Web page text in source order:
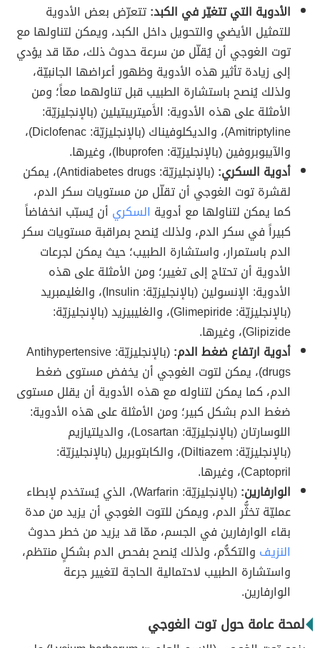
الأدوية التي تتغيّر في الكبد:تتعرّض بعض الأدوية
للتمثيل الأيضي والتحويل داخل الكبد، ويمكن لتناولها مع
توت الغوجي أن يُقلّل من سرعة حدوث ذلك، ممّا قد يؤدي
إلى زيادة تأثير هذه الأدوية وظهور أعراضها الجانبيّة،
ولذلك يُنصح باستشارة الطبيب قبل تناولهما معاً؛ ومن
الأمثلة على هذه الأدوية: الأَميتريبتيلين (بالإنجليزيّة:
Amitriptyline)، والديكلوفيناك (بالإنجليزيّة: Diclofenac)،
والآيبوبروفين (بالإنجليزيّة: Ibuprofen)، وغيرها.
أدوية السكري:
(بالإنجليزيّة: Antidiabetes drugs)، يمكن
لقشرة توت الغوجي أن تقلّل من مستويات سكر الدم،
كما يمكن لتناولها مع أدوية السكري أن يُسبّب انخفاضاً
كبيراً في سكر الدم، ولذلك يُنصح بمراقبة مستويات سكر
الدم باستمرار، واستشارة الطبيب؛ حيث يمكن لجرعات
الأدوية أن تحتاج إلى تغيير؛ ومن الأمثلة على هذه
الأدوية: الإنسولين (بالإنجليزيّة: Insulin)، والغليمبريد
(بالإنجليزيّة: Glimepiride)، والغليبيزيد (بالإنجليزيّة:
Glipizide)، وغيرها.
أدوية ارتفاع ضغط الدم:
(بالإنجليزيّة: Antihypertensive
drugs)، يمكن لتوت الغوجي أن يخفض مستوى ضغط
الدم، كما يمكن لتناوله مع هذه الأدوية أن يقلل مستوى
ضغط الدم بشكل كبير؛ ومن الأمثلة على هذه الأدوية:
اللوسارتان (بالإنجليزيّة: Losartan)، والديلتيازيم
(بالإنجليزيّة: Diltiazem)، والكابتوبريل (بالإنجليزيّة:
Captopril)، وغيرها.
الوارفارين:
(بالإنجليزيّة: Warfarin)، الذي يُستخدم لإبطاء
عمليّة تخثُّر الدم، ويمكن للتوت الغوجي أن يزيد من مدة
بقاء الوارفارين في الجسم، ممّا قد يزيد من خطر حدوث
النزيف والتكدُّم، ولذلك يُنصح بفحص الدم بشكلٍ منتظم،
واستشارة الطبيب لاحتمالية الحاجة لتغيير جرعة
الوارفارين.
لمحة عامة حول توت الغوجي